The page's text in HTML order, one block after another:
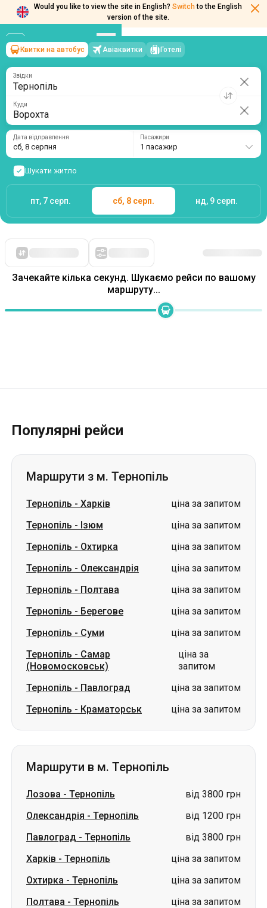
Would you like to view the site in English? Switch to the English
version of the site.
Тернопіль
Квитки на автобус Авіаквитки Готелі
Куди
Дата відправлення
сб, 8 серпня
Шукати житло
Зачекайте кілька секунд. Шукаємо рейси по вашому
маршруту...
Популярні рейси
Маршрути з м. Тернопіль
Тернопіль - Харків
ціна за запитом
Тернопіль - Ізюм
ціна за запитом
Тернопіль - Охтирка
ціна за запитом
Тернопіль - Олександрія
ціна за запитом
Тернопіль - Полтава
ціна за запитом
Тернопіль - Берегове
ціна за запитом
Тернопіль - Суми
ціна за запитом
Тернопіль - Самар
(Новомосковськ)
ціна за
запитом
Тернопіль - Павлоград
ціна за запитом
Тернопіль - Краматорськ ціна за запитом
Маршрути в м. Тернопіль
Лозова - Тернопіль
від 3800 грн
Олександрія - Тернопіль
від 1200 грн
Павлоград - Тернопіль
від 3800 грн
Харків - Тернопіль
ціна за запитом
Охтирка - Тернопіль
ціна за запитом
Полтава - Тернопіль
ціна за запитом